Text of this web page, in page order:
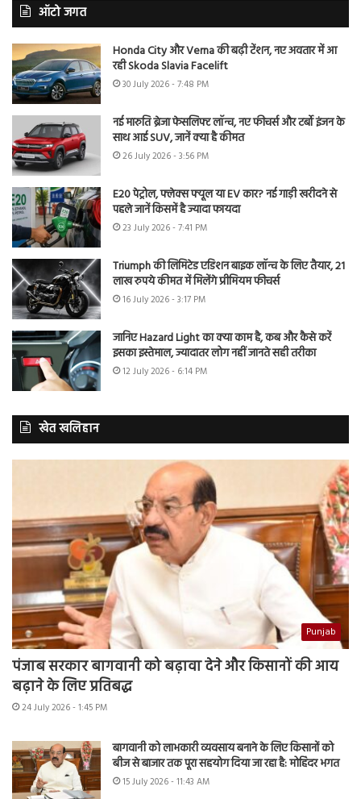
ऑटो जगत
Honda City और Verna की बढ़ी टेंशन, नए अवतार में आ
रही Skoda Slavia Facelift
30 July 2026 - 7:48 PM
नई मारुति ब्रेजा फेसलिफ्ट लॉन्च, नए फीचर्स और टर्बो इंजन के
साथ आई SUV, जानें क्या है कीमत
26 July 2026 - 3:56 PM
E20 पेट्रोल, फ्लेक्स फ्यूल या EV कार? नई गाड़ी खरीदने से
पहले जानें किसमें है ज्यादा फायदा
23 July 2026 - 7:41 PM
Triumph की लिमिटेड एडिशन बाइक लॉन्च के लिए तैयार, 21
लाख रुपये कीमत में मिलेंगे प्रीमियम फीचर्स
16 July 2026 - 3:17 PM
जानिए Hazard Light का क्या काम है, कब और कैसे करें
इसका इस्तेमाल, ज्यादातर लोग नहीं जानते सही तरीका
12 July 2026 - 6:14 PM
खेत खलिहान
Punjab
पंजाब सरकार बागवानी को बढ़ावा देने और किसानों की आय
बढ़ाने के लिए प्रतिबद्ध
24 July 2026 - 1:45 PM
बागवानी को लाभकारी व्यवसाय बनाने के लिए किसानों को
बीज से बाजार तक पूरा सहयोग दिया जा रहा है: मोहिंदर भगत
15 July 2026 - 11:43 AM